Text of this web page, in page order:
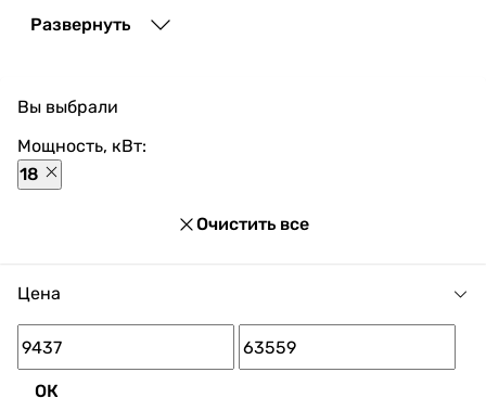
В прайс-каталоге vencon.ua Электрокотлы
разнообразные способы оплаты, покупка в кредит и
множество акций и скидок для каждого покупателя.
Развернуть
Вы выбрали
Мощность, кВт:
18
Очистить все
Цена
ОК